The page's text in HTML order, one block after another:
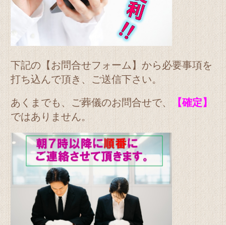
下記の【お問合せフォーム】から必要事項を
打ち込んで頂き、ご送信下さい。
あくまでも、ご葬儀のお問合せで、
【確定】
ではありません。